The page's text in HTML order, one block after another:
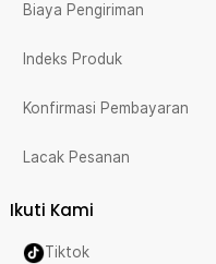
Biaya Pengiriman
Indeks Produk
Konfirmasi Pembayaran
Lacak Pesanan
Ikuti Kami
Tiktok